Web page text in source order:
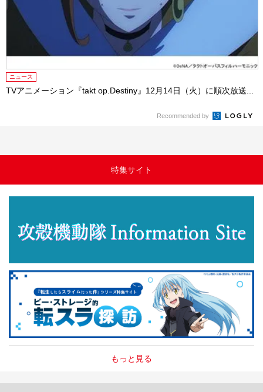
ニュース
TVアニメーション『takt op.Destiny』12月14日（火）に順次放送...
Recommended by
特集サイト
もっと見る